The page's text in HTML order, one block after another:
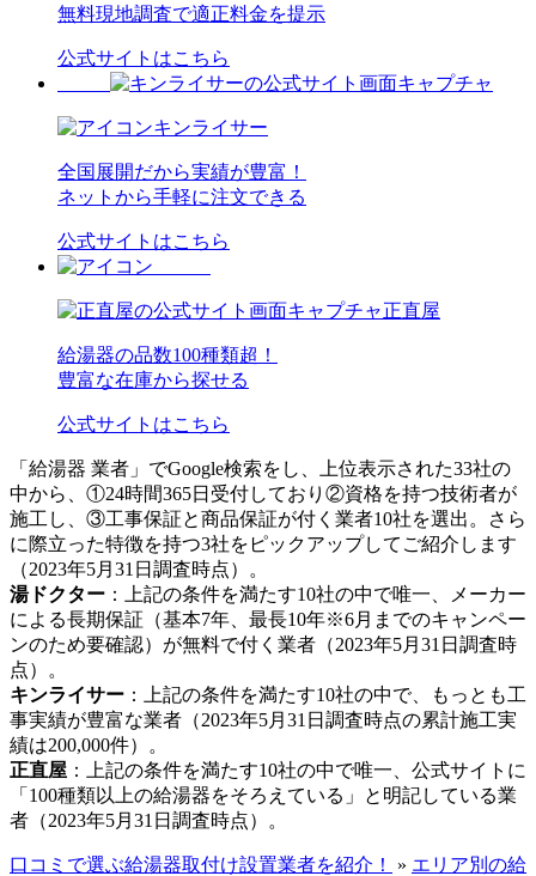
無料現地調査で適正料金を提示
公式サイトはこちら
キンライサー
全国展開だから実績が豊富！
ネットから手軽に注文できる
公式サイトはこちら
正直屋
給湯器の品数100種類超！
豊富な在庫から探せる
公式サイトはこちら
「給湯器 業者」でGoogle検索をし、上位表示された33社の
中から、①24時間365日受付しており②資格を持つ技術者が
施工し、③工事保証と商品保証が付く業者10社を選出。さら
に際立った特徴を持つ3社をピックアップしてご紹介します
（2023年5月31日調査時点）。
湯ドクター ：上記の条件を満たす10社の中で唯一、メーカー
による長期保証（基本7年、最長10年※6月までのキャンペー
ンのため要確認）が無料で付く業者（2023年5月31日調査時
点）。
キンライサー ：上記の条件を満たす10社の中で、もっとも工
事実績が豊富な業者（2023年5月31日調査時点の累計施工実
績は200,000件）。
正直屋 ：上記の条件を満たす10社の中で唯一、公式サイトに
「100種類以上の給湯器をそろえている」と明記している業
者（2023年5月31日調査時点）。
口コミで選ぶ給湯器取付け設置業者を紹介！ » エリア別の給